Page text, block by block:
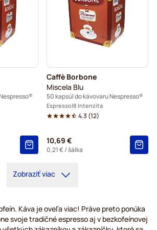
Caffè Borbone
Miscela Blu
50 kapsúl do kávovaru Nespresso®
Espresso 8 Intenzita
4.3 (12)
10,69 €
0,21 €/ šálka
Zobraziť viac
Káva je oveľa viac! Práve preto ponúka
svoje tradičné espresso aj v bezkofeínovej